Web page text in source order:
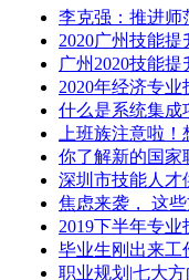
李克强：推进师
2020广州技能
广州2020技能
2020年经济专
什么是系统集成
上班族注意啦
你了解新的国家
深圳市技能人才
焦虑来袭， 这
2019下半年专
毕业生刚出来工
职业规划|七大